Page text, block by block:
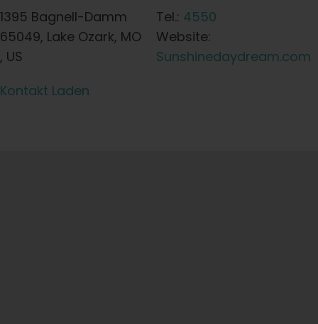
1395 Bagnell-Damm
65049, Lake Ozark, MO
, US
Tel.: 4550
Website:
Sunshinedaydream.com
Kontakt Laden